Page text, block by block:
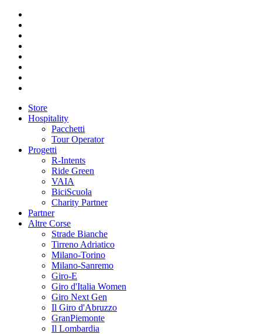
Store
Hospitality
Pacchetti
Tour Operator
Progetti
R-Intents
Ride Green
VAIA
BiciScuola
Charity Partner
Partner
Altre Corse
Strade Bianche
Tirreno Adriatico
Milano-Torino
Milano-Sanremo
Giro-E
Giro d'Italia Women
Giro Next Gen
Il Giro d'Abruzzo
GranPiemonte
Il Lombardia